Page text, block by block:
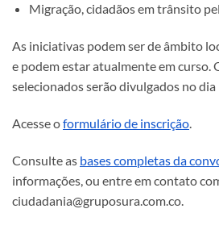
Migração, cidadãos em trânsito
As iniciativas podem ser de âmbito
e podem estar atualmente em curso.
selecionados serão divulgados no
Acesse oformulário de inscrição
Consulte as bases completas da
informações, ou entre em contato
ciudadania@gruposura.com.co.